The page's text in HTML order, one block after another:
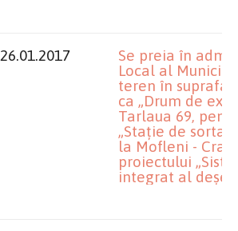
26.01.2017
Se preia în
Local al
teren în
ca „Drum de
Tarlaua 69,
„Staţie de
la Mofleni -
proiectului
integrat al